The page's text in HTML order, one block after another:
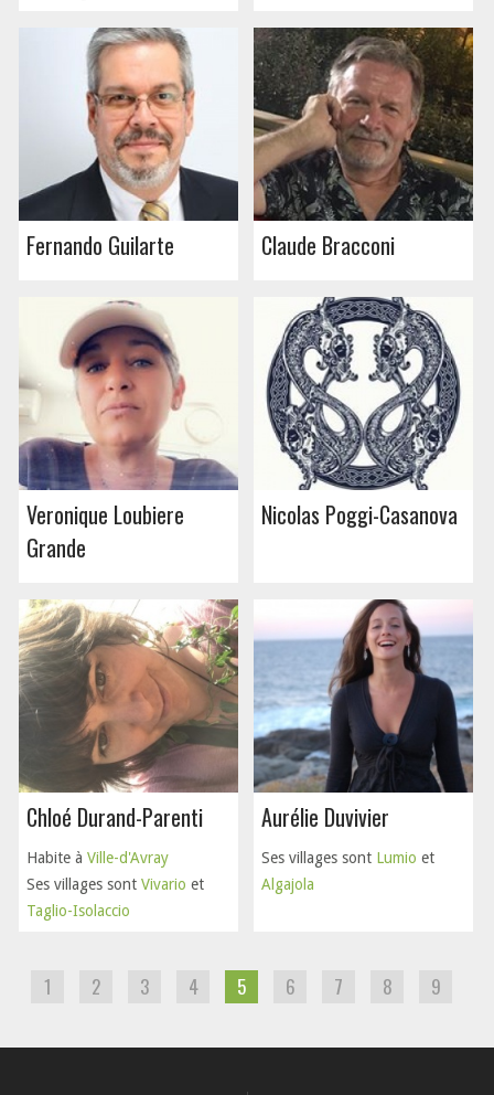
Fernando Guilarte Claude Bracconi
Veronique Loubiere
Grande
Nicolas Poggi-Casanova
Chloé Durand-Parenti
Habite à Ville-d'Avray
Ses villages sont Vivario et
Taglio-Isolaccio
Aurélie Duvivier
Ses villages sont Lumio et
Algajola
1 2 3 4 5 6 7 8 9